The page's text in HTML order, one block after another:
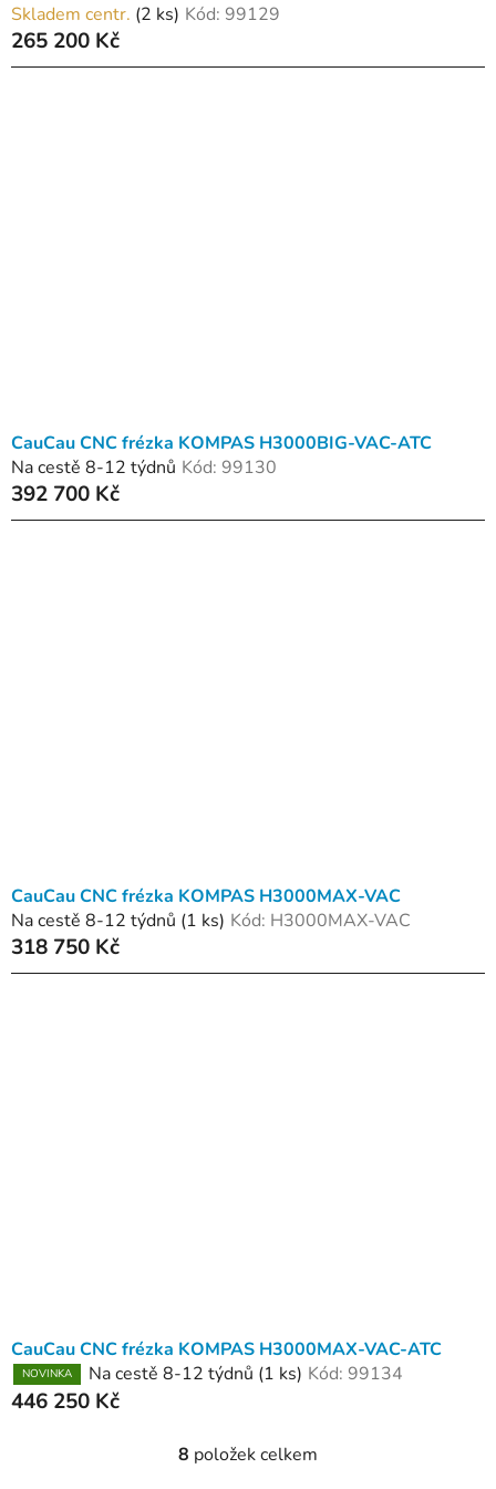
Skladem centr. (2 ks) Kód: 99129
265 200 Kč
CauCau CNC frézka KOMPAS H3000BIG-VAC-ATC
Na cestě 8-12 týdnů Kód: 99130
392 700 Kč
CauCau CNC frézka KOMPAS H3000MAX-VAC
Na cestě 8-12 týdnů (1 ks) Kód: H3000MAX-VAC
318 750 Kč
CauCau CNC frézka KOMPAS H3000MAX-VAC-ATC
NOVINKA Na cestě 8-12 týdnů (1 ks) Kód: 99134
446 250 Kč
O
8 položek celkem